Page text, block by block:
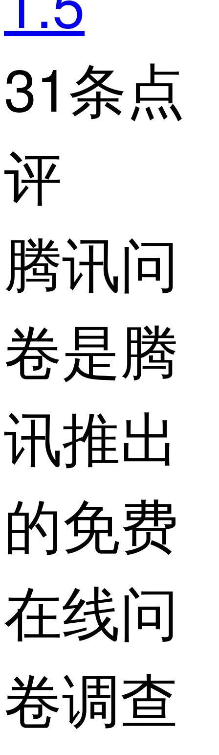
31条点
评
腾讯问
卷是腾
讯推出
的免费
在线问
卷调查